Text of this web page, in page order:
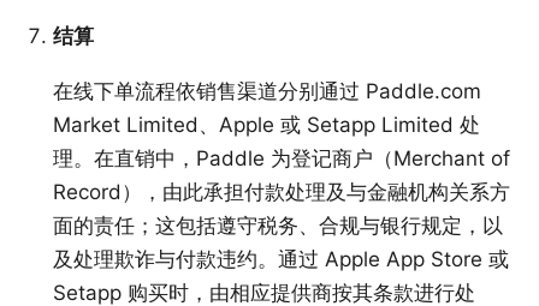
结算
在线下单流程依销售渠道分别通过 Paddle.com
Market Limited 、 Apple 或 Setapp Limited 处
理。在直销中，Paddle 为登记商户（Merchant of
Record），由此承担付款处理及与金融机构关系方
面的责任；这包括遵守税务、合规与银行规定，以
及处理欺诈与付款违约。通过 Apple App Store 或
Setapp 购买时，由相应提供商按其条款进行处